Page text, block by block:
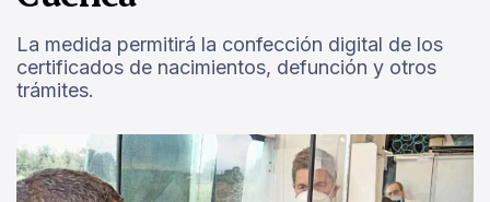
La medida permitirá la confección digital de los
certificados de nacimientos, defunción y otros
trámites.